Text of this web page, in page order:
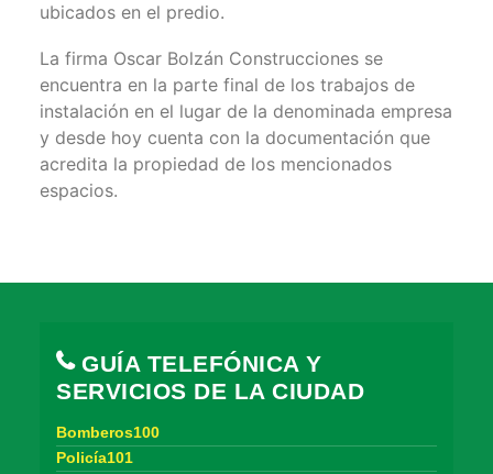
ubicados en el predio.
La firma Oscar Bolzán Construcciones se
encuentra en la parte final de los trabajos de
instalación en el lugar de la denominada empresa
y desde hoy cuenta con la documentación que
acredita la propiedad de los mencionados
espacios.
GUÍA TELEFÓNICA Y
SERVICIOS DE LA CIUDAD
Bomberos100
Policía101